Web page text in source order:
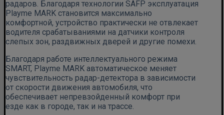
радаров. Благодаря технологии SAFP эксплуатация
Playme MARK становится максимально
комфортной, устройство практически не отвлекает
водителя срабатываниями на датчики контроля
слепых зон, раздвижных дверей и другие помехи.
Благодаря работе интеллектуального режима
SMART, Playme MARK автоматическое меняет
чувствительность радар-детектора в зависимости
от скорости движения автомобиля, что
обеспечивает непревзойденный комфорт при
езде как в городе, так и на трассе.